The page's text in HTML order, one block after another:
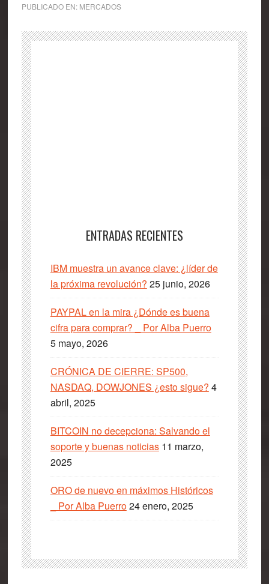
PUBLICADO EN: MERCADOS
ENTRADAS RECIENTES
IBM muestra un avance clave: ¿líder de
la próxima revolución? 25 junio, 2026
PAYPAL en la mira ¿Dónde es buena
cifra para comprar? _ Por Alba Puerro
5 mayo, 2026
CRÓNICA DE CIERRE: SP500,
NASDAQ, DOWJONES ¿esto sigue? 4
abril, 2025
BITCOIN no decepciona: Salvando el
soporte y buenas noticias 11 marzo,
2025
ORO de nuevo en máximos Históricos
_ Por Alba Puerro24 enero, 2025